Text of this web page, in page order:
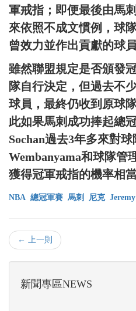
軍戒指；即便最後由馬
來依照不成文慣例，球
曾效力並作出貢獻的球
雖然聯盟規定是否頒發
隊自行決定，但過去不
球員，最終仍收到原球
此如果馬刺成功捧起總
Sochan過去3年多來對
Wembanyama和球隊管
獲得冠軍戒指的機率相當
NBA 總冠軍賽 馬刺 尼克
← 上一則
新聞專區NEWS